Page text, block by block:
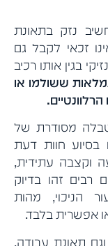
נזק בתאונת
זכאי לקבל גם
בגין אותו רכיב
ששולמו או
טבלה מסודרת של
בסיוע חוות דעת
וקצבה עתידית,
רבים זהו בדיוק
הניכוי, מהות
אפשרית בלבד.
תאונת עבודה,